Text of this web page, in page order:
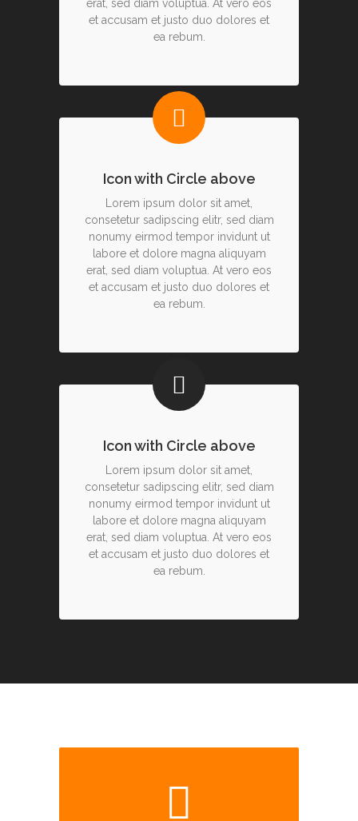
erat, sed diam voluptua. At vero eos
et accusam et justo duo dolores et
ea rebum.
Icon with Circle above
Lorem ipsum dolor sit amet,
consetetur sadipscing elitr, sed diam
nonumy eirmod tempor invidunt ut
labore et dolore magna aliquyam
erat, sed diam voluptua. At vero eos
et accusam et justo duo dolores et
ea rebum.
Icon with Circle above
Lorem ipsum dolor sit amet,
consetetur sadipscing elitr, sed diam
nonumy eirmod tempor invidunt ut
labore et dolore magna aliquyam
erat, sed diam voluptua. At vero eos
et accusam et justo duo dolores et
ea rebum.